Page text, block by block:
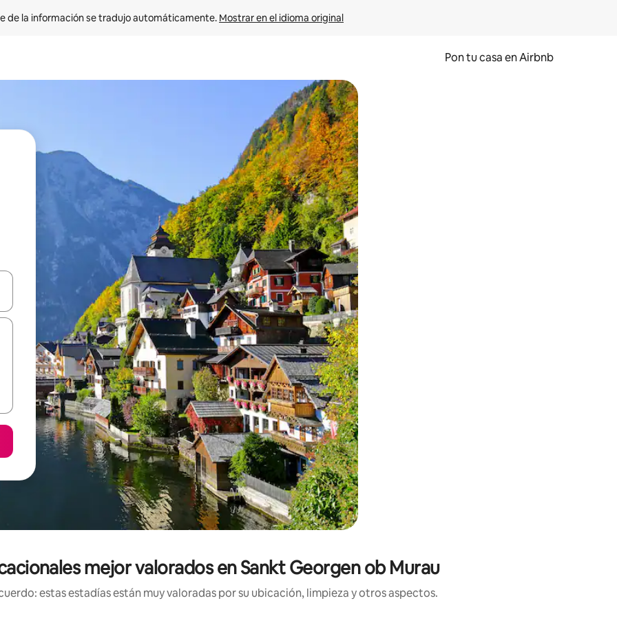
de la información se tradujo automáticamente. Mostrar en el idioma original
Pon tu casa en Airbnb
las teclas de flecha hacia arriba y hacia abajo o explora con el tacto o desliza el dedo.
mejor valorados en Sankt Georgen ob Murau
estas estadías están muy valoradas por su ubicación, limpieza y otros aspectos.